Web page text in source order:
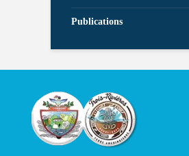
Publications